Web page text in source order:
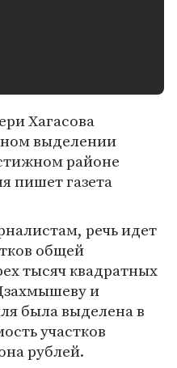
Хагасова
выделении
районе
пишет газета
речь идет
общей
тысяч квадратных
и
была выделена в
участков
рублей.